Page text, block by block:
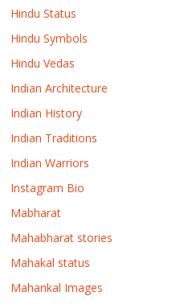
Hindu Status
Hindu Symbols
Hindu Vedas
Indian Architecture
Indian History
Indian Traditions
Indian Warriors
Instagram Bio
Mabharat
Mahabharat stories
Mahakal status
Mahankal Images